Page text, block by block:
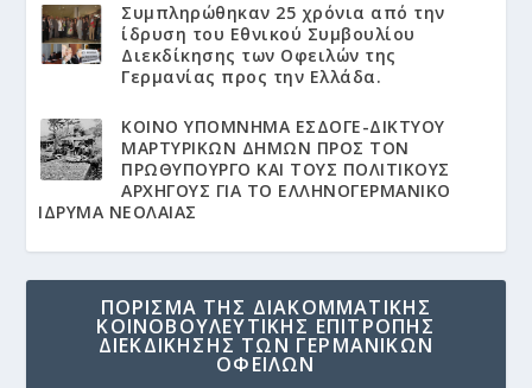
Συμπληρώθηκαν 25 χρόνια από την
ίδρυση του Εθνικού Συμβουλίου
Διεκδίκησης των Οφειλών της
Γερμανίας προς την Ελλάδα.
KΟΙΝΟ ΥΠΟΜΝΗΜΑ ΕΣΔΟΓΕ-ΔΙΚΤΥΟΥ
ΜΑΡΤΥΡΙΚΩΝ ΔΗΜΩΝ ΠΡΟΣ ΤΟΝ
ΠΡΩΘΥΠΟΥΡΓΟ ΚΑΙ ΤΟΥΣ ΠΟΛΙΤΙΚΟΥΣ
ΑΡΧΗΓΟΥΣ ΓΙΑ ΤΟ ΕΛΛΗΝΟΓΕΡΜΑΝΙΚΟ
ΙΔΡΥΜΑ ΝΕΟΛΑΙΑΣ
ΠΟΡΙΣΜΑ ΤΗΣ ΔΙΑΚΟΜΜΑΤΙΚΗΣ
ΚΟΙΝΟΒΟΥΛΕΥΤΙΚΗΣ ΕΠΙΤΡΟΠΗΣ
ΔΙΕΚΔΙΚΗΣΗΣ ΤΩΝ ΓΕΡΜΑΝΙΚΩΝ
ΟΦΕΙΛΩΝ